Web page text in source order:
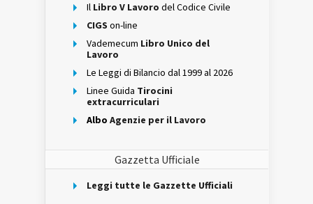
Il Libro V Lavoro del Codice Civile
CIGS on-line
Vademecum Libro Unico del
Lavoro
Le Leggi di Bilancio dal 1999 al 2026
Linee Guida Tirocini
extracurriculari
Albo Agenzie per il Lavoro
Gazzetta Ufficiale
Leggi tutte le Gazzette Ufficiali